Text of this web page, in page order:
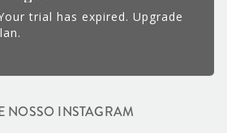
NOSSO INSTAGRAM